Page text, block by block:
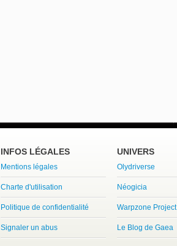
INFOS LÉGALES
Mentions légales
Charte d'utilisation
Politique de confidentialité
Signaler un abus
UNIVERS
Olydriverse
Néogicia
Warpzone Project
Le Blog de Gaea